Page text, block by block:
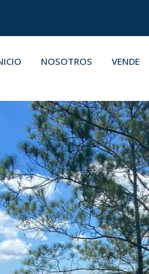
NOSOTROS VENDE